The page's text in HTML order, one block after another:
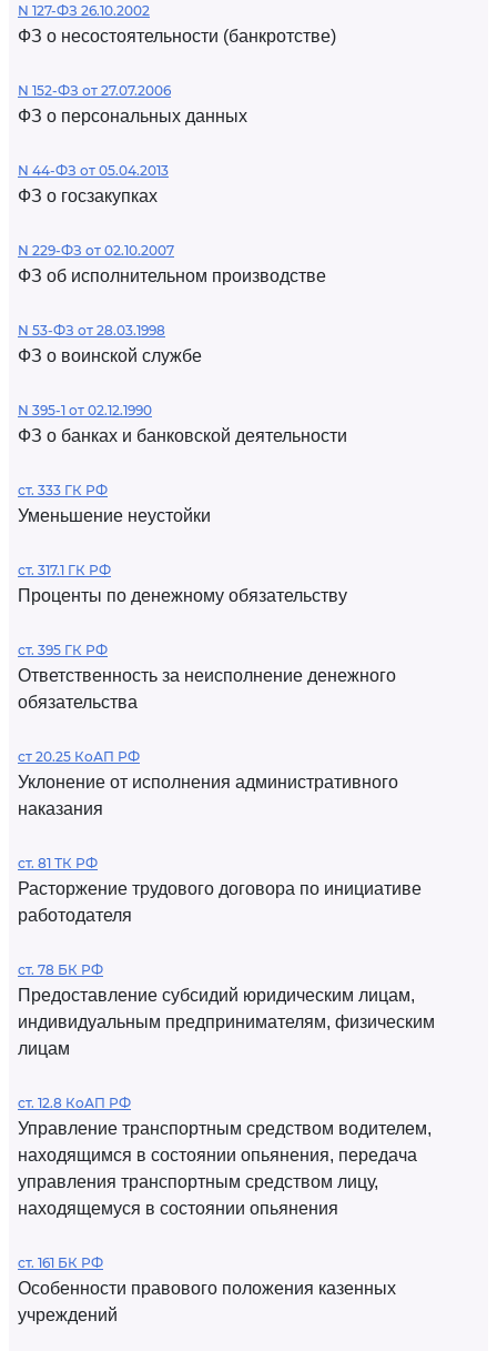
N 127-ФЗ 26.10.2002
ФЗ о несостоятельности (банкротстве)
N 152-ФЗ от 27.07.2006
ФЗ о персональных данных
N 44-ФЗ от 05.04.2013
ФЗ о госзакупках
N 229-ФЗ от 02.10.2007
ФЗ об исполнительном производстве
N 53-ФЗ от 28.03.1998
ФЗ о воинской службе
N 395-1 от 02.12.1990
ФЗ о банках и банковской деятельности
ст. 333 ГК РФ
Уменьшение неустойки
ст. 317.1 ГК РФ
Проценты по денежному обязательству
ст. 395 ГК РФ
Ответственность за неисполнение денежного
обязательства
ст 20.25 КоАП РФ
Уклонение от исполнения административного
наказания
ст. 81 ТК РФ
Расторжение трудового договора по инициативе
работодателя
ст. 78 БК РФ
Предоставление субсидий юридическим лицам,
индивидуальным предпринимателям, физическим
лицам
ст. 12.8 КоАП РФ
Управление транспортным средством водителем,
находящимся в состоянии опьянения, передача
управления транспортным средством лицу,
находящемуся в состоянии опьянения
ст. 161 БК РФ
Особенности правового положения казенных
учреждений